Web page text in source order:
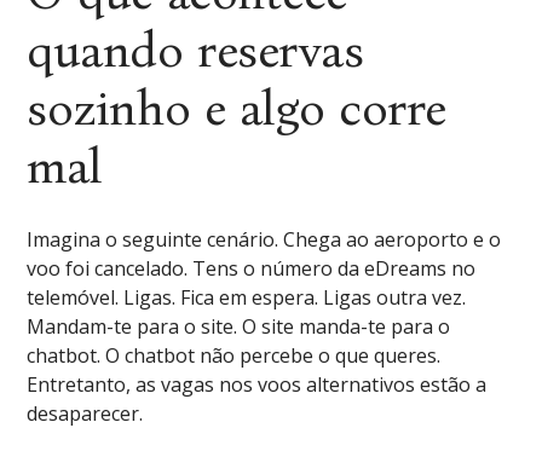
quando reservas
sozinho e algo corre
mal
Imagina o seguinte cenário. Chega ao aeroporto e o
voo foi cancelado. Tens o número da eDreams no
telemóvel. Ligas. Fica em espera. Ligas outra vez.
Mandam-te para o site. O site manda-te para o
chatbot. O chatbot não percebe o que queres.
Entretanto, as vagas nos voos alternativos estão a
desaparecer.